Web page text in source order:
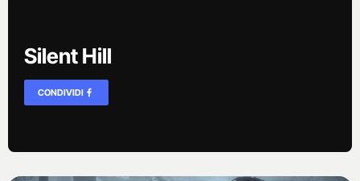
Silent Hill
CONDIVIDI